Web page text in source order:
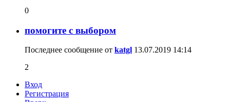
0
помогите с выбором
Последнее сообщение от katgl 13.07.2019 14:14
2
Вход
Регистрация